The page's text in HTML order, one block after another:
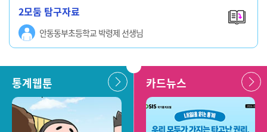
2모둠 탐구자료
안동동부초등학교 박령제 선생님
통계웹툰 카드뉴스